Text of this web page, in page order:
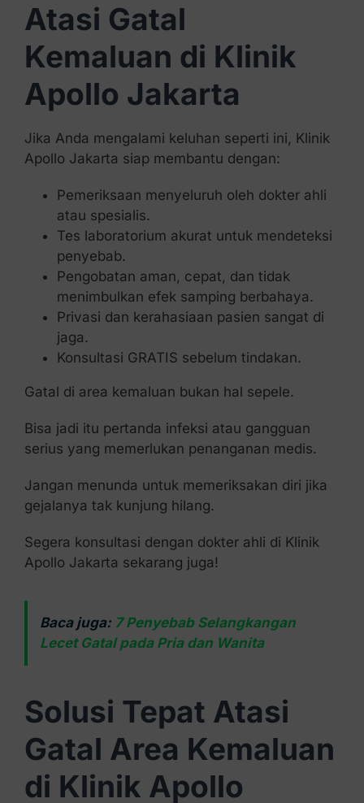
Atasi Gatal
Kemaluan di Klinik
Apollo Jakarta
Jika Anda mengalami keluhan seperti ini, Klinik
Apollo Jakarta siap membantu dengan:
Pemeriksaan menyeluruh oleh dokter ahli
atau spesialis.
Tes laboratorium akurat untuk mendeteksi
penyebab.
Pengobatan aman, cepat, dan tidak
menimbulkan efek samping berbahaya.
Privasi dan kerahasiaan pasien sangat di
jaga.
Konsultasi GRATIS sebelum tindakan.
Gatal di area kemaluan bukan hal sepele.
Bisa jadi itu pertanda infeksi atau gangguan
serius yang memerlukan penanganan medis.
Jangan menunda untuk memeriksakan diri jika
gejalanya tak kunjung hilang.
Segera konsultasi dengan dokter ahli di Klinik
Apollo Jakarta sekarang juga!
Baca juga: 7 Penyebab Selangkangan
Lecet Gatal pada Pria dan Wanita
Solusi Tepat Atasi
Gatal Area Kemaluan
di Klinik Apollo